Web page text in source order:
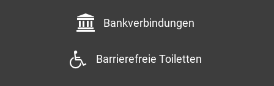
Bankverbindungen
Barrierefreie Toiletten